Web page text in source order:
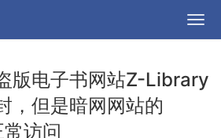
版电子书网站Z-Library
，但是暗网网站的
访问